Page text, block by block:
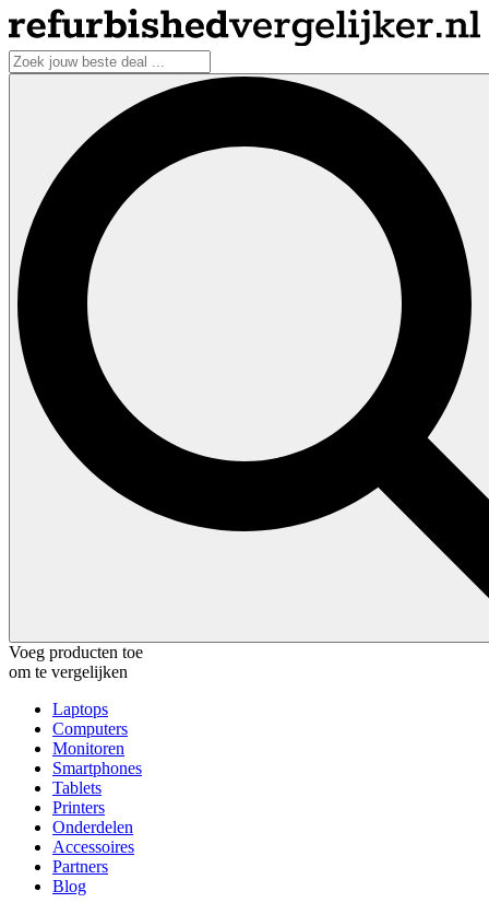
Voeg producten toe
om te vergelijken
Laptops
Computers
Monitoren
Smartphones
Tablets
Printers
Onderdelen
Accessoires
Partners
Blog